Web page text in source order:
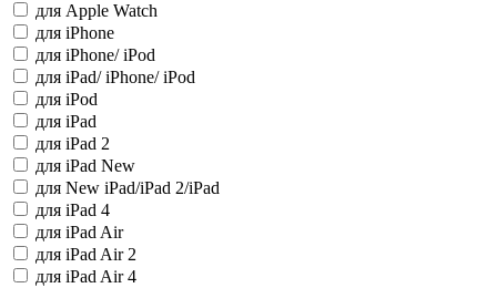
для Apple Watch
для iPhone
для iPhone/ iPod
для iPad/ iPhone/ iPod
для iPod
для iPad
для iPad 2
для iPad New
для New iPad/iPad 2/iPad
для iPad 4
для iPad Air
для iPad Air 2
для iPad Air 4